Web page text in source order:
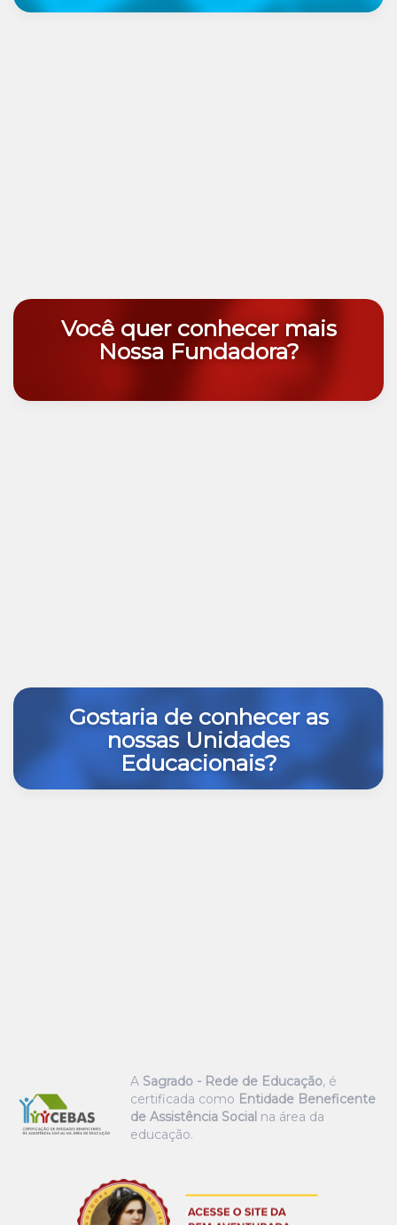
Você quer conhecer mais
Nossa Fundadora?
Gostaria de conhecer as
nossas Unidades
Educacionais?
A Sagrado - Rede de Educação, é
certificada como Entidade Beneficente
de Assistência Social na área da
educação.